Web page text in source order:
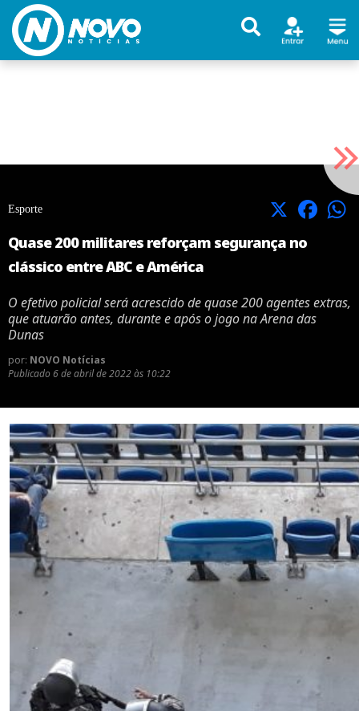
Esporte X Facebook
Quase 200 militares reforçam segurança no
clássico entre ABC e América
O efetivo policial será acrescido de quase 200 agentes extras,
que atuarão antes, durante e após o jogo na Arena das
Dunas
por: NOVO Notícias
Publicado 6 de abril de 2022 às 10:22